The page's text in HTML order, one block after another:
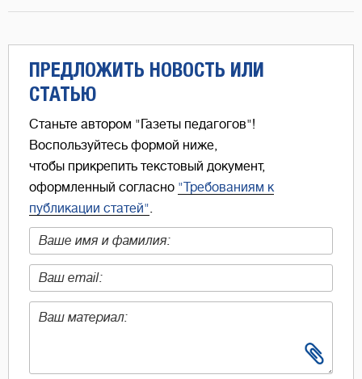
ПРЕДЛОЖИТЬ НОВОСТЬ ИЛИ
СТАТЬЮ
Станьте автором "Газеты педагогов"!
Воспользуйтесь формой ниже,
чтобы прикрепить текстовый документ,
оформленный согласно "Требованиям к
публикации статей".